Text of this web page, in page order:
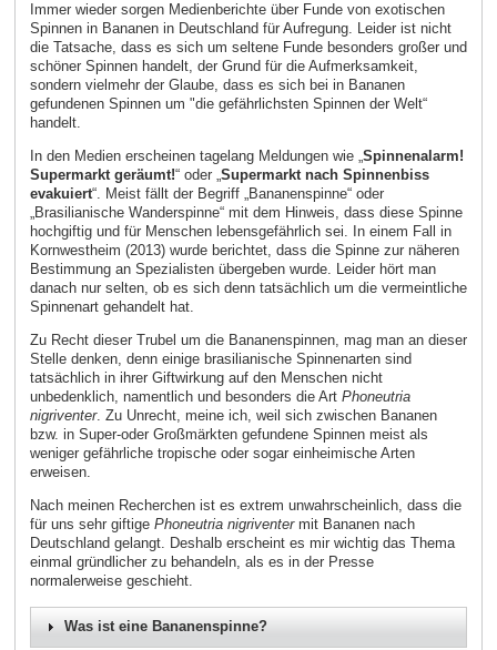
Immer wieder sorgen Medienberichte über Funde von exotischen
Spinnen in Bananen in Deutschland für Aufregung. Leider ist nicht
die Tatsache, dass es sich um seltene Funde besonders großer und
schöner Spinnen handelt, der Grund für die Aufmerksamkeit,
sondern vielmehr der Glaube, dass es sich bei in Bananen
gefundenen Spinnen um "die gefährlichsten Spinnen der Welt“
handelt.
In den Medien erscheinen tagelang Meldungen wie „Spinnenalarm!
Supermarkt geräumt!“ oder „Supermarkt nach Spinnenbiss
evakuiert“. Meist fällt der Begriff „Bananenspinne“ oder
„Brasilianische Wanderspinne“ mit dem Hinweis, dass diese Spinne
hochgiftig und für Menschen lebensgefährlich sei. In einem Fall in
Kornwestheim (2013) wurde berichtet, dass die Spinne zur näheren
Bestimmung an Spezialisten übergeben wurde. Leider hört man
danach nur selten, ob es sich denn tatsächlich um die vermeintliche
Spinnenart gehandelt hat.
Zu Recht dieser Trubel um die Bananenspinnen, mag man an dieser
Stelle denken, denn einige brasilianische Spinnenarten sind
tatsächlich in ihrer Giftwirkung auf den Menschen nicht
unbedenklich, namentlich und besonders die Art Phoneutria
nigriventer. Zu Unrecht, meine ich, weil sich zwischen Bananen
bzw. in Super-oder Großmärkten gefundene Spinnen meist als
weniger gefährliche tropische oder sogar einheimische Arten
erweisen.
Nach meinen Recherchen ist es extrem unwahrscheinlich, dass die
für uns sehr giftige Phoneutria nigriventermit Bananen nach
Deutschland gelangt. Deshalb erscheint es mir wichtig das Thema
einmal gründlicher zu behandeln, als es in der Presse
normalerweise geschieht.
Was ist eine Bananenspinne?